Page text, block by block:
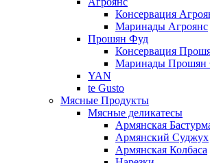
Консервация
Маринады Агроянс
Прошян Фуд
Консервация
Маринады Прошян
YAN
te Gusto
Мясные Продукты
Мясные деликатесы
Армянская
Армянский Суджух
Армянская Колбаса